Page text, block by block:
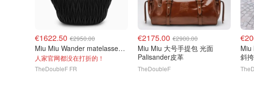
€1622.50 €2950.00
Miu Miu Wander matelasse黑色托特包
人家官网都没在打折的！
TheDoubleF FR
€2175.00 €2900.00
Miu Miu 大号手提包 光面
Palisander皮革
TheDoubleF
Miu
斜